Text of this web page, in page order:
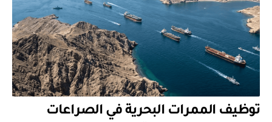
توظيف الممرات البحرية في الصراعات